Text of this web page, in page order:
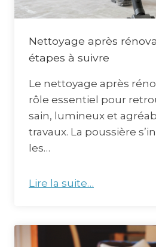
Nettoyage après
étapes à suivre
Le nettoyage après
rôle essentiel pour
sain, lumineux et
travaux. La poussière
les…
Lire la suite…